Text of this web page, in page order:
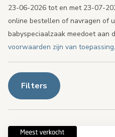
23-06-2026 tot en met 23-07-
online bestellen of navragen of
babyspeciaalzaak meedoet aan
voorwaarden zijn van toepassing.
Filters